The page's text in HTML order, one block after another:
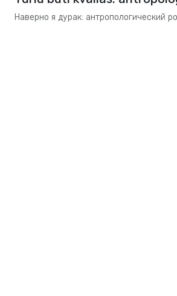
Наверно я дурак: антропологический